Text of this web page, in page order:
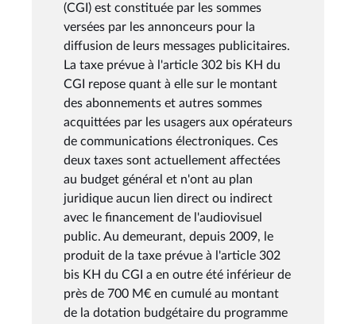
(CGI) est constituée par les sommes
versées par les annonceurs pour la
diffusion de leurs messages publicitaires.
La taxe prévue à l'article 302 bis KH du
CGI repose quant à elle sur le montant
des abonnements et autres sommes
acquittées par les usagers aux opérateurs
de communications électroniques. Ces
deux taxes sont actuellement affectées
au budget général et n'ont au plan
juridique aucun lien direct ou indirect
avec le financement de l'audiovisuel
public. Au demeurant, depuis 2009, le
produit de la taxe prévue à l'article 302
bis KH du CGI a en outre été inférieur de
près de 700 M€ en cumulé au montant
de la dotation budgétaire du programme